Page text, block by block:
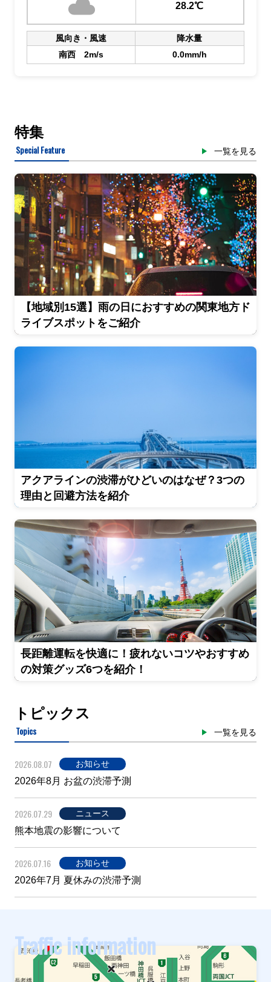
28.2℃
風向き・風速
降水量
南西 2m/s
0.0mm/h
特集
Special Feature 一覧を見る
【地域別15選】雨の日におすすめの関東地方ド
ライブスポットをご紹介
アクアラインの渋滞がひどいのはなぜ？3つの
理由と回避方法を紹介
長距離運転を快適に！疲れないコツやおすすめ
の対策グッズ6つを紹介！
トピックス
Topics 一覧を見る
2026.08.07 お知らせ
2026年8月 お盆の渋滞予測
2026.07.29 ニュース
熊本地震の影響について
2026.07.16 お知らせ
2026年7月 夏休みの渋滞予測
Traffic information